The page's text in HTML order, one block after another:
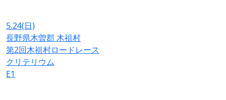
5.24(日)
長野県木曽郡 木祖村
第2回木祖村ロードレース
クリテリウム
E1